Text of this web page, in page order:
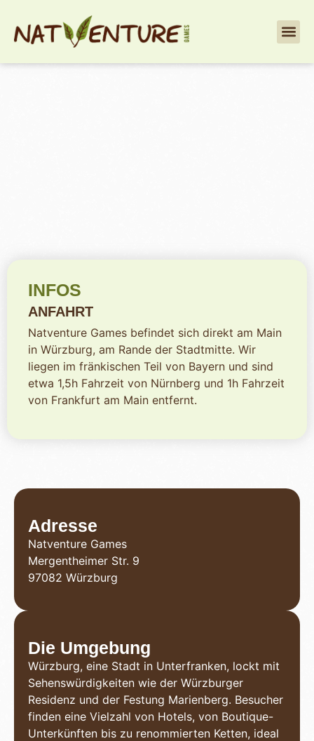
INFOS
ANFAHRT
Natventure Games befindet sich direkt am Main
in Würzburg, am Rande der Stadtmitte. Wir
liegen im fränkischen Teil von Bayern und sind
etwa 1,5h Fahrzeit von Nürnberg und 1h Fahrzeit
von Frankfurt am Main entfernt.
Adresse
Natventure Games
Mergentheimer Str. 9
97082 Würzburg
Die Umgebung
Würzburg, eine Stadt in Unterfranken, lockt mit
Sehenswürdigkeiten wie der Würzburger
Residenz und der Festung Marienberg. Besucher
finden eine Vielzahl von Hotels, von Boutique-
Unterkünften bis zu renommierten Ketten, ideal